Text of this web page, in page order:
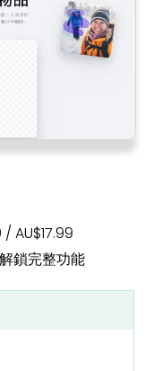
AU$17.99
鎖完整功能